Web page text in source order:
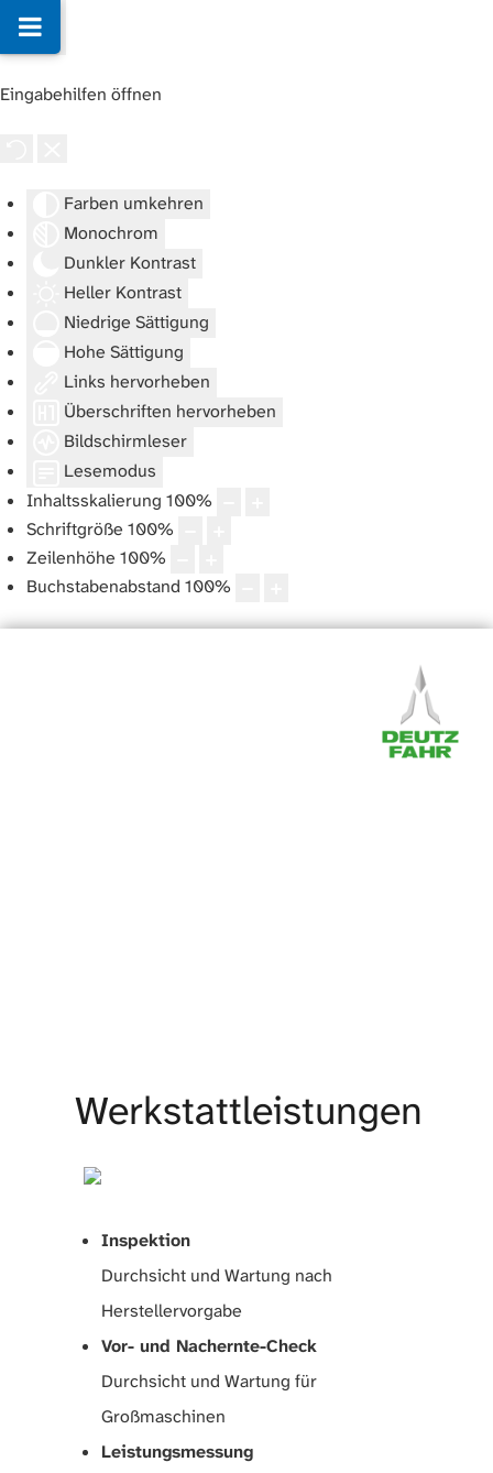
Eingabehilfen öffnen
Farben umkehren
Monochrom
Dunkler Kontrast
Heller Kontrast
Niedrige Sättigung
Hohe Sättigung
Links hervorheben
Überschriften hervorheben
Bildschirmleser
Lesemodus
Inhaltsskalierung 100%
Schriftgröße 100%
Zeilenhöhe 100%
Buchstabenabstand 100%
Werkstattleistungen
Inspektion
Durchsicht und Wartung nach
Herstellervorgabe
Vor- und Nachernte-Check
Durchsicht und Wartung für
Großmaschinen
Leistungsmessung